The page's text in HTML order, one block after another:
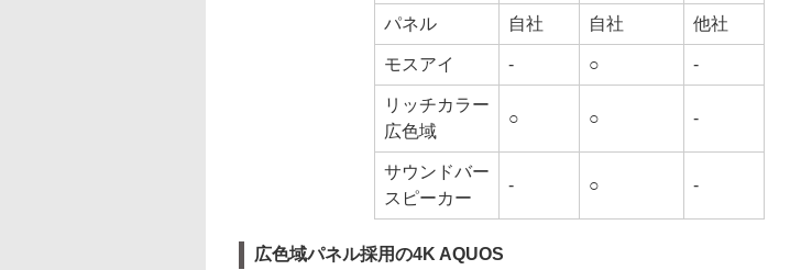
パネル 自社 自社 他社
モスアイ - ○ -
リッチカラー
広色域
○ ○ -
サウンドバー
スピーカー
- ○ -
広色域パネル採用の4K AQUOS